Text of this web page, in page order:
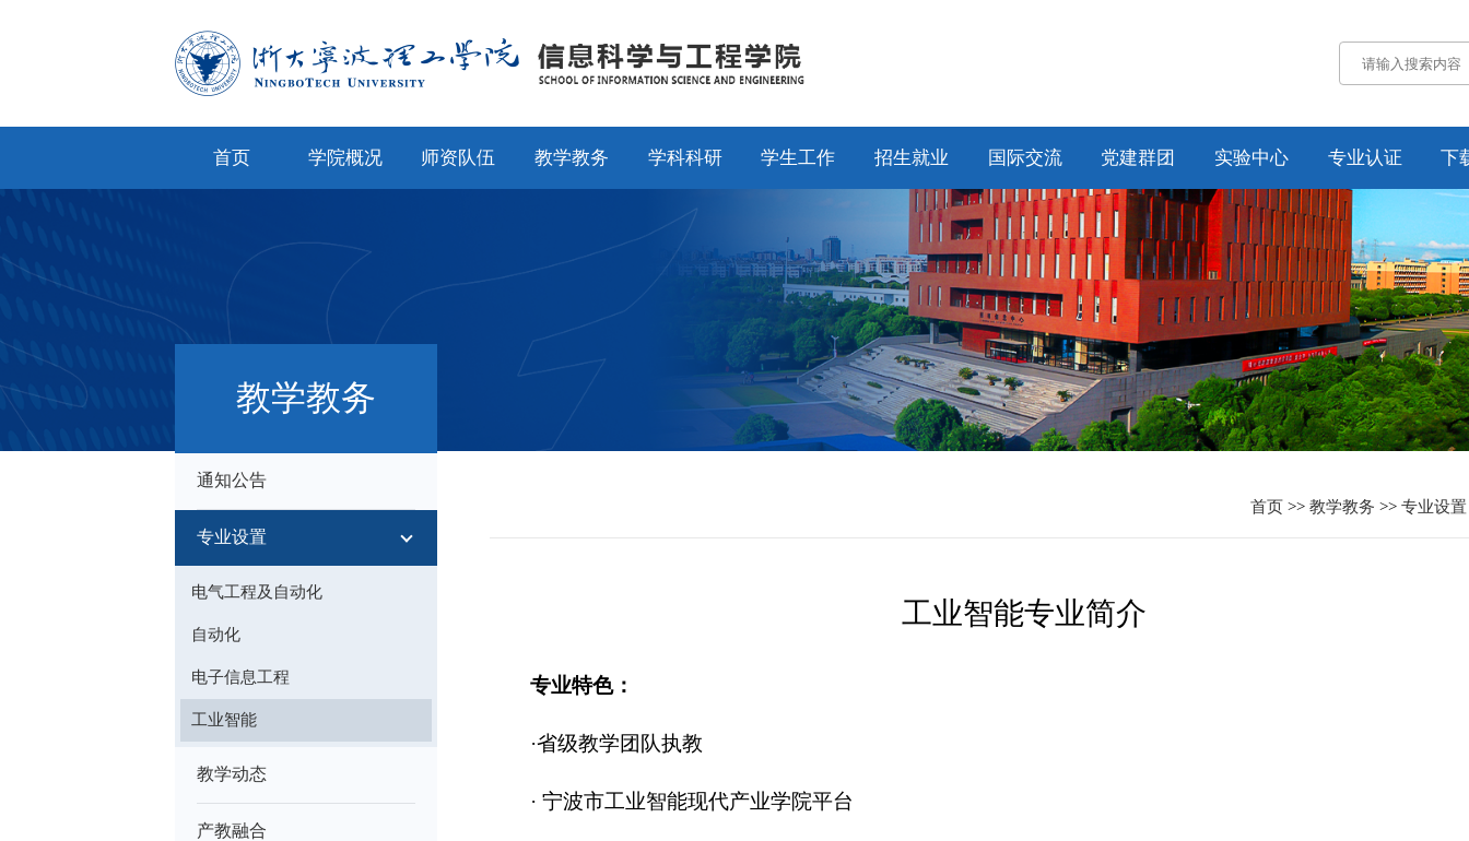
首页 学院概况
机构设置
师资队伍 教学教务
专业设置
学科科研
通知公告
科研动态
学生工作
学工动态
学科竞赛
招生就业
招生工作
就业工作
校友工作
国际交流
通知公告
交流动态
合作项目
党建群团
通知公告
党务工作
工会工作
纪委工作
实验中心 专业认证
认证概况
工作动态
培养方案
规章制度
下
资
教学教务
通知公告
专业设置
电气工程及自动化
自动化
电子信息工程
工业智能
教学动态
产教融合
首页 >> 教学教务 >> 专业设置
工业智能专业简介
专业特色：
·省级教学团队执教
· 宁波市工业智能现代产业学院平台